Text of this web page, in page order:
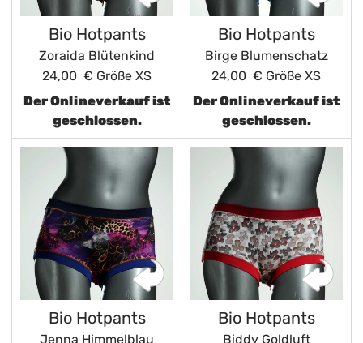
Bio Hotpants
Zoraida Blütenkind
24,00 € Größe XS
Der Onlineverkauf ist
geschlossen.
Bio Hotpants
Birge Blumenschatz
24,00 € Größe XS
Der Onlineverkauf ist
geschlossen.
Bio Hotpants
Jenna Himmelblau
Bio Hotpants
Biddy Goldluft